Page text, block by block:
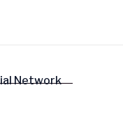
Network